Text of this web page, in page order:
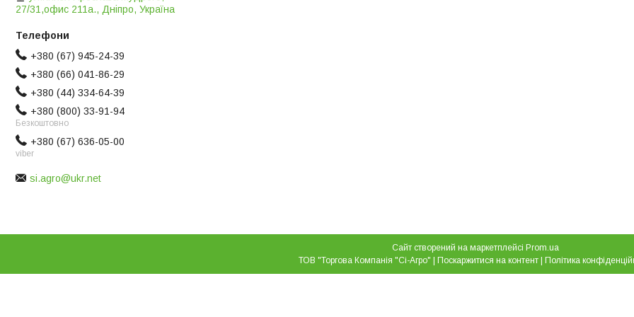
27/31,офис 211а., Дніпро, Україна
+380 (67) 945-24-39
+380 (66) 041-86-29
+380 (44) 334-64-39
+380 (800) 33-91-94
Безкоштовно
+380 (67) 636-05-00
viber
si.agro@ukr.net
Сайт створений на маркетплейсі Prom.ua
ТОВ "Торгова Компанія "Сі-Агро" | Поскаржитися на контент | Політика